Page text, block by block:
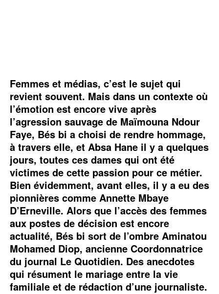
Femmes et médias, c’est le sujet qui
revient souvent. Mais dans un contexte où
l’émotion est encore vive après
l’agression sauvage de Maïmouna Ndour
Faye, Bés bi a choisi de rendre hommage,
à travers elle, et Absa Hane il y a quelques
jours, toutes ces dames qui ont été
victimes de cette passion pour ce métier.
Bien évidemment, avant elles, il y a eu des
pionnières comme Annette Mbaye
D’Erneville. Alors que l’accès des femmes
aux postes de décision est encore
actualité, Bés bi sort de l’ombre Aminatou
Mohamed Diop, ancienne Coordonnatrice
du journal Le Quotidien. Des anecdotes
qui résument le mariage entre la vie
familiale et de rédaction d’une journaliste.